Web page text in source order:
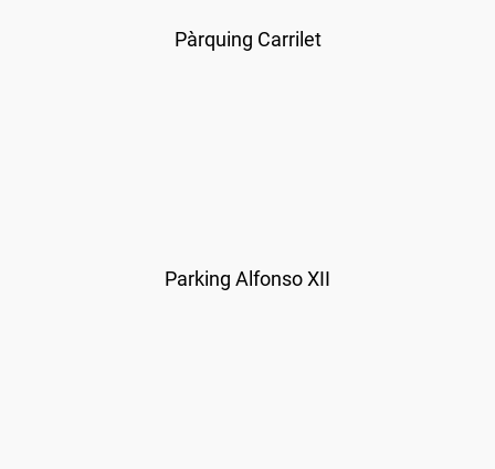
Pàrquing Carrilet
Parking Alfonso XII